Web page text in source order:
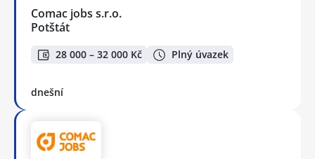
Comac jobs s.r.o.
Potštát
28 000 – 32 000 Kč Plný úvazek
dnešní